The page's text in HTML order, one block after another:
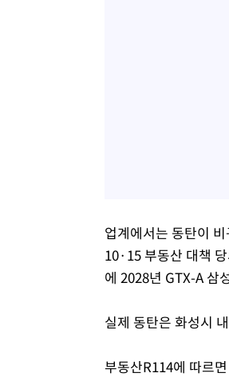
업계에서는 동탄이
10·15 부동산 대책
에 2028년 GTX-A 삼
실제 동탄은 화성시
부동산R114에 따르